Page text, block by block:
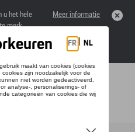
u het hele
merk
kunnen
Meer informatie
navigation